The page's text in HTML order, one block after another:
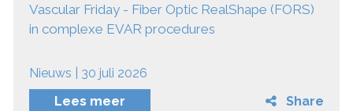
Vascular Friday - Fiber Optic RealShape (FORS)
in complexe EVAR procedures
Nieuws | 30 juli 2026
Lees meer
Share